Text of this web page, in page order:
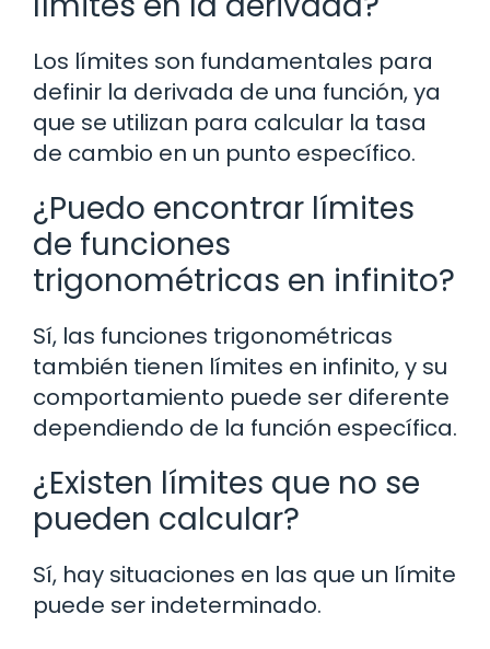
Los límites son fundamentales para
definir la derivada de una función, ya
que se utilizan para calcular la tasa
de cambio en un punto específico.
¿Puedo encontrar límites
de funciones
trigonométricas en infinito?
Sí, las funciones trigonométricas
también tienen límites en infinito, y su
comportamiento puede ser diferente
dependiendo de la función específica.
¿Existen límites que no se
pueden calcular?
Sí, hay situaciones en las que un límite
puede ser indeterminado.